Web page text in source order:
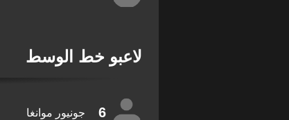
لاعبو خط الوسط
6 جونيور موانغا